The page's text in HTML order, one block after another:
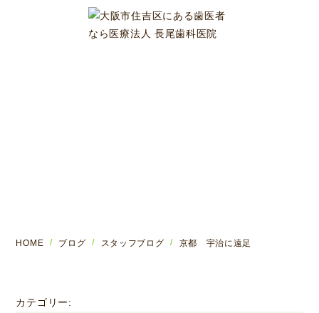
HOME ブログ スタッフブログ 京都 宇治に遠足
カテゴリー: